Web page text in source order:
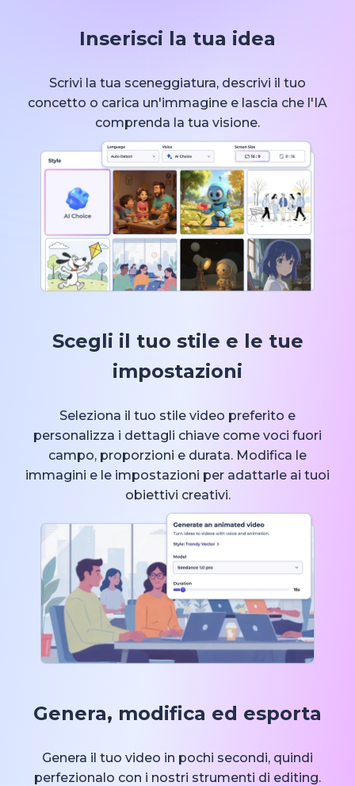
Inserisci la tua idea
Scrivi la tua sceneggiatura, descrivi il tuo
concetto o carica un'immagine e lascia che l'IA
comprenda la tua visione.
Scegli il tuo stile e le tue
impostazioni
Seleziona il tuo stile video preferito e
personalizza i dettagli chiave come voci fuori
campo, proporzioni e durata. Modifica le
immagini e le impostazioni per adattarle ai tuoi
obiettivi creativi.
Genera, modifica ed esporta
Genera il tuo video in pochi secondi, quindi
perfezionalo con i nostri strumenti di editing.